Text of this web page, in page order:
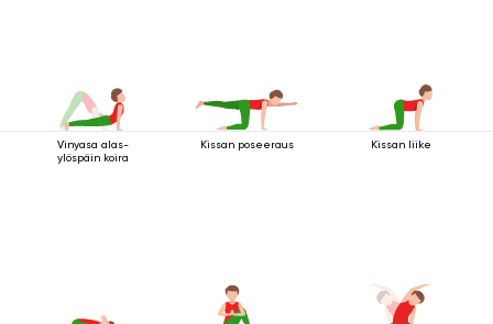
Vinyasa alas-
ylöspäin koira
Kissan poseeraus Kissan liike